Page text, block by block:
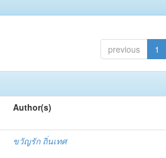
previous 1
Author(s)
ขวัญรัก ถิ่นเทศ